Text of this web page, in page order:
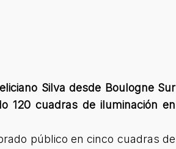
Silva desde Boulogne Sur
120 cuadras de iluminación en
público en cinco cuadras de